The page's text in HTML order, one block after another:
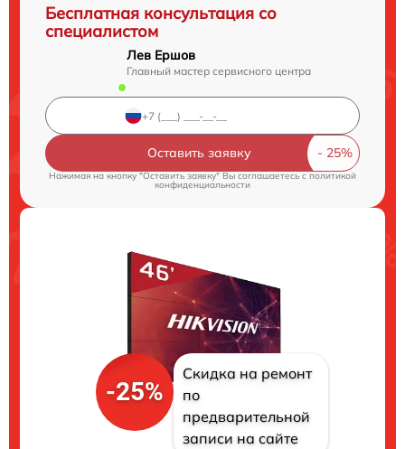
Бесплатная консультация со
специалистом
Лев Ершов
Главный мастер сервисного центра
Оставить заявку
Нажимая на кнопку "Оставить заявку" Вы соглашаетесь cполитикой
конфиденциальности
-25%
Скидка на ремонт
по
предварительной
записи на сайте